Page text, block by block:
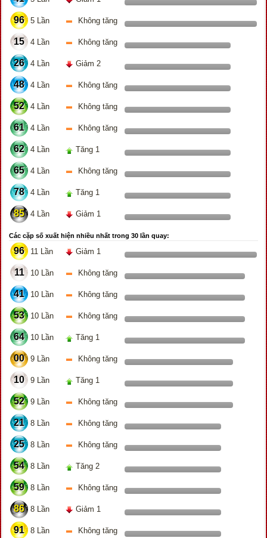
96 5 Lần Không tăng
15 4 Lần Không tăng
26 4 Lần Giảm 2
48 4 Lần Không tăng
52 4 Lần Không tăng
61 4 Lần Không tăng
62 4 Lần Tăng 1
65 4 Lần Không tăng
78 4 Lần Tăng 1
85 4 Lần Giảm 1
Các cặp số xuất hiện nhiều nhất trong 30 lần quay:
96 11 Lần Giảm 1
11 10 Lần Không tăng
41 10 Lần Không tăng
53 10 Lần Không tăng
64 10 Lần Tăng 1
00 9 Lần Không tăng
10 9 Lần Tăng 1
52 9 Lần Không tăng
21 8 Lần Không tăng
25 8 Lần Không tăng
54 8 Lần Tăng 2
59 8 Lần Không tăng
86 8 Lần Giảm 1
91 8 Lần Không tăng